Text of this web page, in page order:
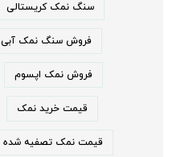
سنگ نمک کریستالی
فروش سنگ نمک آبی
فروش نمک اپسوم
قیمت خرید نمک
قیمت نمک تصفیه شده